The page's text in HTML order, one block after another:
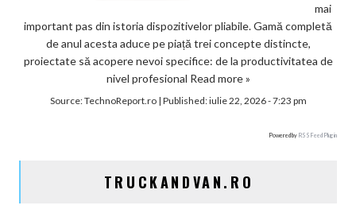
mai
important pas din istoria dispozitivelor pliabile. Gamă completă
de anul acesta aduce pe piață trei concepte distincte,
proiectate să acopere nevoi specifice: de la productivitatea de
nivel profesional Read more »
Source:TechnoReport.ro| Published:iulie 22, 2026 - 7:23 pm
Powered by RSS Feed Plugin
TRUCKANDVAN.RO